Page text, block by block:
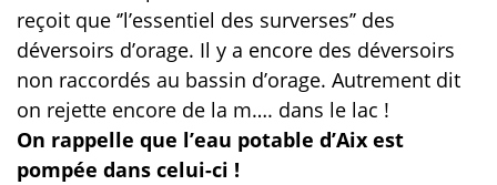
reçoit que ‘’l’essentiel des surverses’’ des
déversoirs d’orage. Il y a encore des déversoirs
non raccordés au bassin d’orage. Autrement dit
on rejette encore de la m…. dans le lac !
On rappelle que l’eau potable d’Aix est
pompée dans celui-ci !